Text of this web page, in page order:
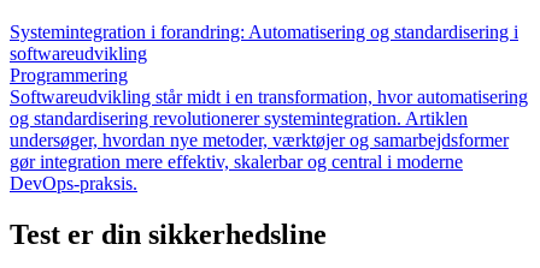
Systemintegration i forandring: Automatisering og standardisering i
softwareudvikling
Programmering
Softwareudvikling står midt i en transformation, hvor automatisering
og standardisering revolutionerer systemintegration. Artiklen
undersøger, hvordan nye metoder, værktøjer og samarbejdsformer
gør integration mere effektiv, skalerbar og central i moderne
DevOps-praksis.
Test er din sikkerhedsline